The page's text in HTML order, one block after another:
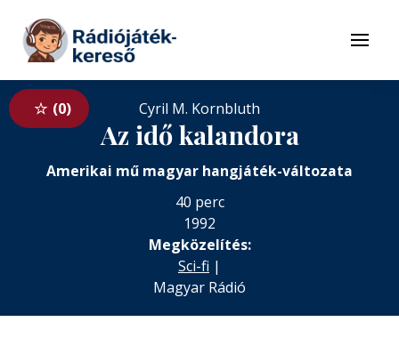
Tovább a tartalomhoz
Menü
0 Cyril M. Kornbluth
Az idő kalandora
Amerikai mű magyar hangjáték-változata
40 perc
1992
Megközelítés:
Sci-fi |
Magyar Rádió